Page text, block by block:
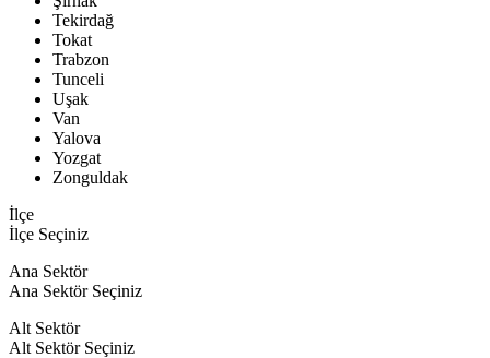
Tekirdağ
Tokat
Trabzon
Tunceli
Uşak
Van
Yalova
Yozgat
Zonguldak
İlçe
İlçe Seçiniz
Ana Sektör
Ana Sektör Seçiniz
Alt Sektör
Alt Sektör Seçiniz